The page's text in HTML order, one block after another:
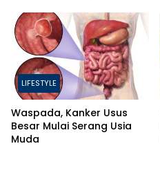
LIFESTYLE
Waspada, Kanker Usus
Besar Mulai Serang Usia
Muda